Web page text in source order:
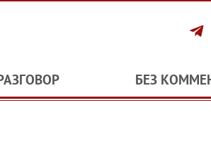
БЕЗ